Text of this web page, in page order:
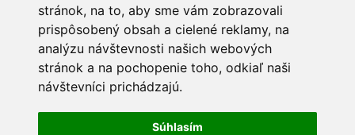
stránok, na to, aby sme vám zobrazovali
prispôsobený obsah a cielené reklamy, na
analýzu návštevnosti našich webových
stránok a na pochopenie toho, odkiaľ naši
návštevníci prichádzajú.
Súhlasím